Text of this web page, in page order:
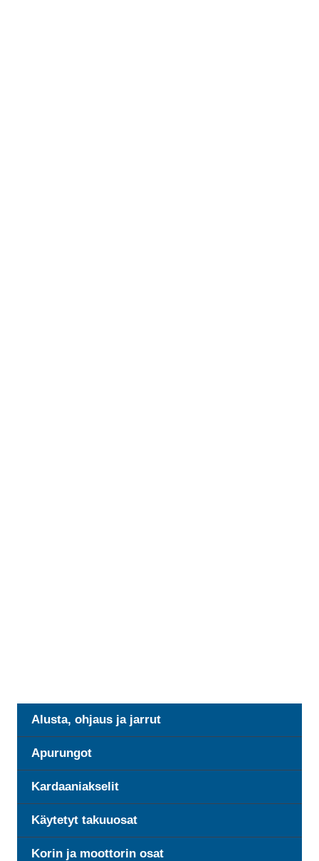
Alusta, ohjaus ja jarrut
Apurungot
Kardaaniakselit
Käytetyt takuuosat
Korin ja moottorin osat